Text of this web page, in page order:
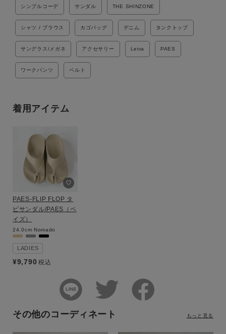
シンプルコーデ サンダル THE SHINZONE
シャツ / ブラウス カゴバッグ デニム タンクトップ
サングラス/メガネ アクセサリー Letra PAES
ワークパンツ ベルト
着用アイテム
PAES-FLIP FLOP タ
ビサンダル/PAES（ペ
イズ）
24.0cm Nomado
LADIES
¥9,790 税込
その他のコーディネート もっと見る